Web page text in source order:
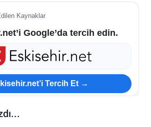
Kaynaklar
Google’da tercih edin.
Tercih Et →
ECZANELER
Durumu
Saatleri
Saatleri